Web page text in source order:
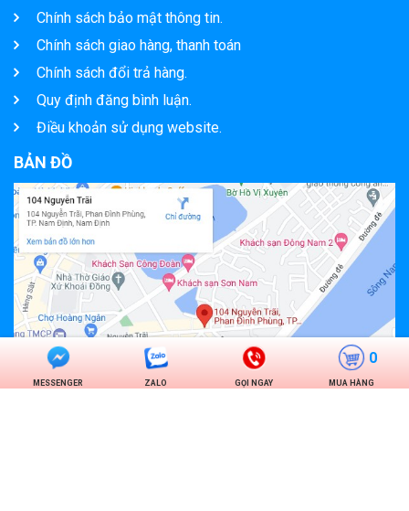
Chính sách bảo mật thông tin.
Chính sách giao hàng, thanh toán
Chính sách đổi trả hàng.
Quy định đăng bình luận.
Điều khoản sử dụng website.
BẢN ĐỒ
MESSENGER ZALO GỌI NGAY
0
MUA HÀNG